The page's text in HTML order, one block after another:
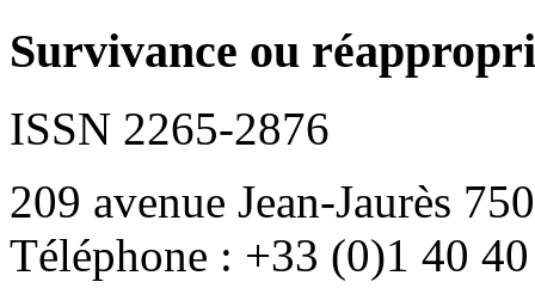
Survivance ou
ISSN 2265-2876
209 avenue Jean-Jaurès
Téléphone : +33 (0)1 40